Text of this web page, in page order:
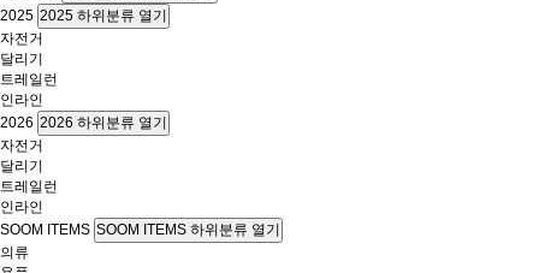
2025 2025 하위분류 열기
자전거
달리기
트레일런
인라인
2026 2026 하위분류 열기
자전거
달리기
트레일런
인라인
SOOM ITEMS SOOM ITEMS 하위분류 열기
의류